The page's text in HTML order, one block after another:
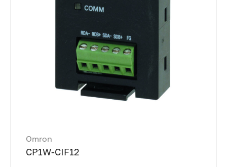
Omron
CP1W-CIF12